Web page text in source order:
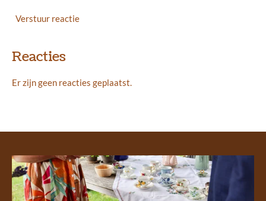
Verstuur reactie
Reacties
Er zijn geen reacties geplaatst.